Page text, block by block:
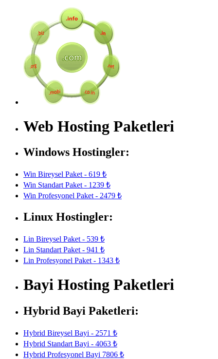
Web Hosting Paketleri
Windows Hostingler:
Win Bireysel Paket - 619 ₺
Win Standart Paket - 1239 ₺
Win Profesyonel Paket - 2479 ₺
Linux Hostingler:
Lin Bireysel Paket - 539 ₺
Lin Standart Paket - 941 ₺
Lin Profesyonel Paket - 1343 ₺
Bayi Hosting Paketleri
Hybrid Bayi Paketleri:
Hybrid Bireysel Bayi - 2571 ₺
Hybrid Standart Bayi - 4063 ₺
Hybrid Profesyonel Bayi 7806 ₺